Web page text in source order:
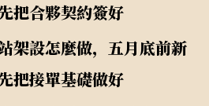
把合夥契約簽好
架設怎麼做，五月底前新
把接單基礎做好